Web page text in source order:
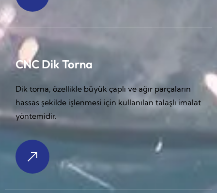
CNC Dik Torna
Dik torna, özellikle büyük çaplı ve ağır parçaların
hassas şekilde işlenmesi için kullanılan talaşlı imalat
yöntemidir.